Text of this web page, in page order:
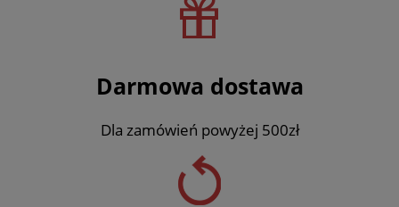
Darmowa dostawa
Dla zamówień powyżej 500zł